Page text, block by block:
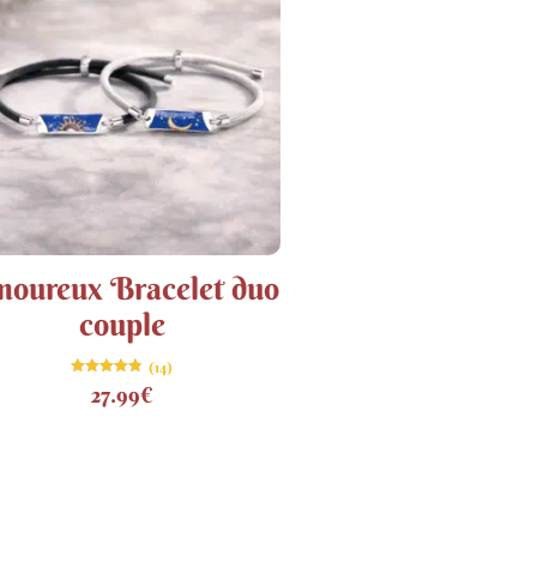
Bracelet duo
couple
4.79
sur 5
(14)
27.99€